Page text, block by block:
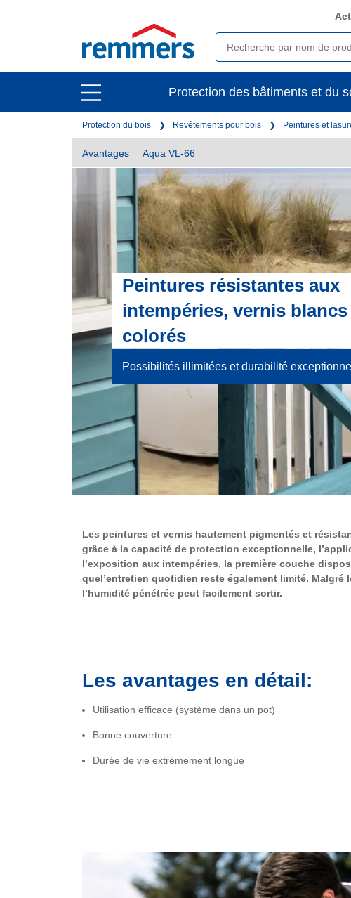
open
main
navigation
open
main
navigation
Protection des bâtiments et du
Protection du bois Revêtements pour bois Peintures et
Avantages Aqua VL-66
Peintures résistantes aux
intempéries, vernis blancs
colorés
Possibilités illimitées et durabilité
Les peintures et vernis hautement pigmentés et
grâce à la capacité de protection exceptionnelle,
l’exposition aux intempéries, la première couche
quel’entretien quotidien reste également limité.
l’humidité pénétrée peut facilement sortir.
Les avantages en détail:
Utilisation efficace (système dans un pot)
Bonne couverture
Durée de vie extrêmement longue